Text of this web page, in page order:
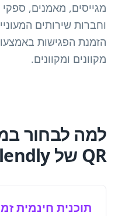
מגייסים, מאמנים, ספקי
וחברות שירותים
הזמנת הפגישות
מקוונים ומקוונים.
למה לבחור
QR של Calendly שלנו?
תוכנית חינמית